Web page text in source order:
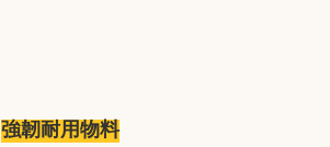
強韌耐用物料